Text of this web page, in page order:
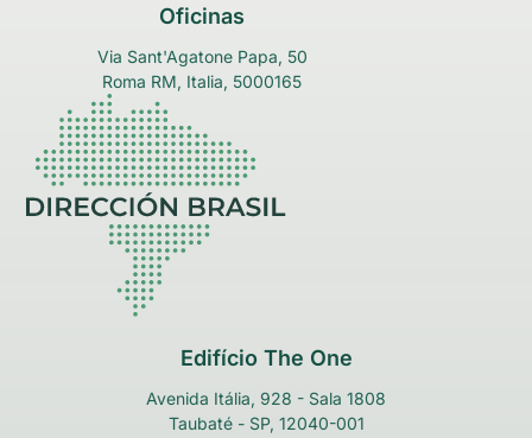
Oficinas
Via Sant'Agatone Papa, 50
Roma RM, Italia, 5000165
Edifício The One
Avenida Itália, 928 - Sala 1808
Taubaté - SP, 12040-001